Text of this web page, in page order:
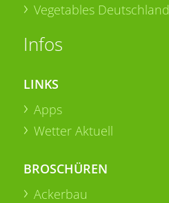
Vegetables Deutschland
Infos
LINKS
Apps
Wetter Aktuell
BROSCHÜREN
Ackerbau